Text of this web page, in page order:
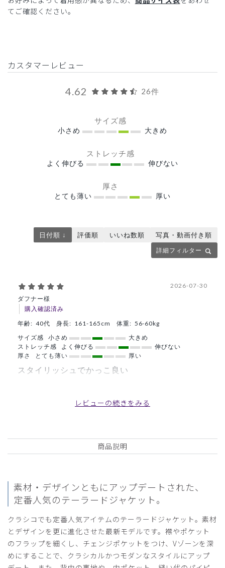
てご確認ください。
カスタマーレビュー
4.62 26件
サイズ感
小さめ 大きめ
ストレッチ感
よく伸びる 伸びない
厚さ
とても薄い 厚い
詳細フィルター
日付順 ↓ 評価順 いいね数順 写真・動画付き順
ダフナー様
購入確認済み
2026-07-30
年齢: 40代 身長: 161-165cm 体重: 56-60kg
サイズ感
小さめ
大きめ
ストレッチ感
よく伸びる
伸びない
厚さ
とても薄い 厚い
スタイリッシュでかっこ良い
ュでかっこ良いと喜んでくれました♪
役に立った 0
B612様
2026-06-29
年齢:60代 身長: 176-180cm 体重:81-85kg
サイズ感
小さめ
大きめ
ストレッチ感 よく伸びる
伸びない
厚さとても薄い 厚い
レビューの続きをみる
商品説明
素材・デザインともにアップデートされた、
定番人気のテーラードジャケット。
クラシコでも定番人気アイテムのテーラードジャケット。素材
とデザインを更に進化させた最新モデルです。襟やポケット
のフラップを細くし、チェンジポケットをつけ、Vゾーンを深
めにすることで、クラシカルかつモダンなスタイルにアップ